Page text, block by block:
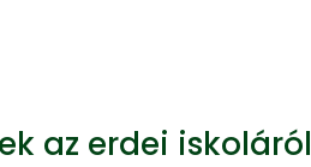
az erdei iskoláról